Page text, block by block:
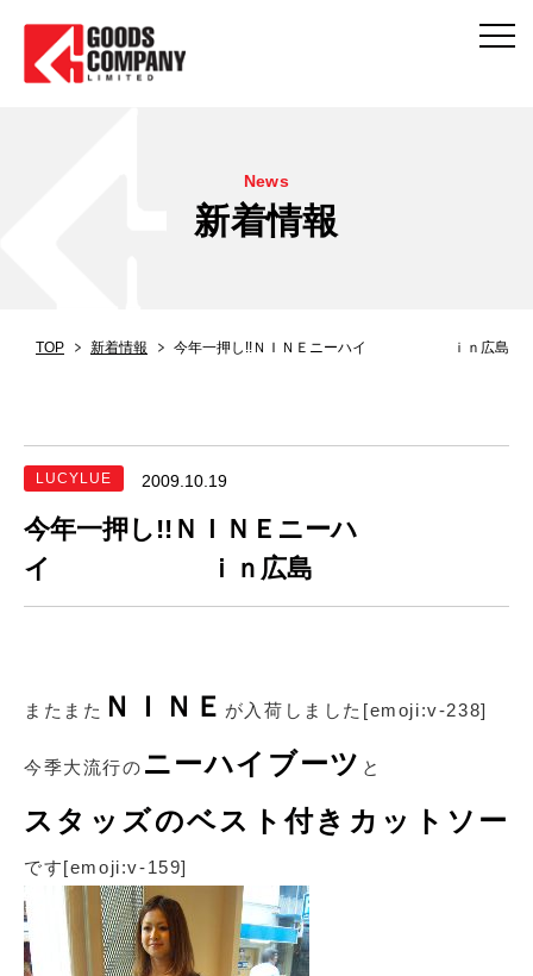
News
新着情報
TOP 新着情報 今年一押し!!ＮＩＮＥニーハイ ｉｎ広島
LUCYLUE 2009.10.19
今年一押し!!ＮＩＮＥニーハ
イ ｉｎ広島
またまた ＮＩＮＥ が入荷しました[emoji:v-238]
今季大流行の ニーハイブーツ と
スタッズのベスト付きカットソー
です[emoji:v-159]